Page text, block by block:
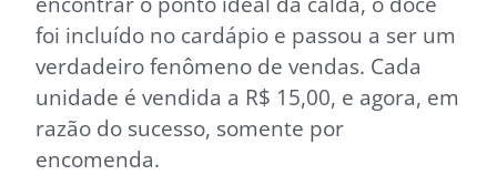
foi incluído no cardápio e passou a ser um
verdadeiro fenômeno de vendas. Cada
unidade é vendida a R$ 15,00, e agora, em
razão do sucesso, somente por
encomenda.